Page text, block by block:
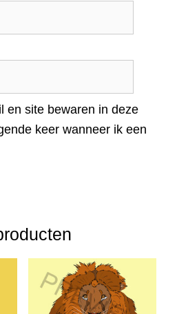
en site bewaren in deze
keer wanneer ik een